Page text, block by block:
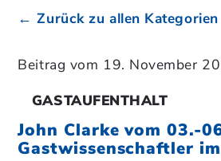
← Zurück zu allen Kategorien
John Clarke vom 03.-
Gastwissenschaftler
Beitrag vom 19. November
GASTAUFENTHALT